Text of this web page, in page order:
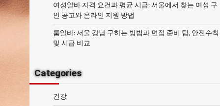
여성알바 자격 요건과 평균 시급: 서울에서 찾는 여성 구
인 공고와 온라인 지원 방법
룸알바: 서울 강남 구하는 방법과 면접 준비 팁, 안전수칙
및 시급 비교
Categories
건강